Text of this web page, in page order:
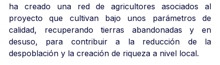
ha creado una red de agricultores asociados al
proyecto que cultivan bajo unos parámetros de
calidad, recuperando tierras abandonadas y en
desuso, para contribuir a la reducción de la
despoblación y la creación de riqueza a nivel local.